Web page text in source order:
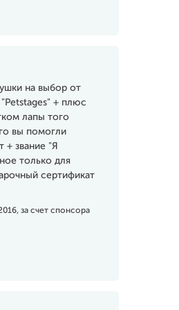
на выбор от
+ плюс
лапы того
вы помогли
+ звание "Я
только для
сертификат
за счет спонсора